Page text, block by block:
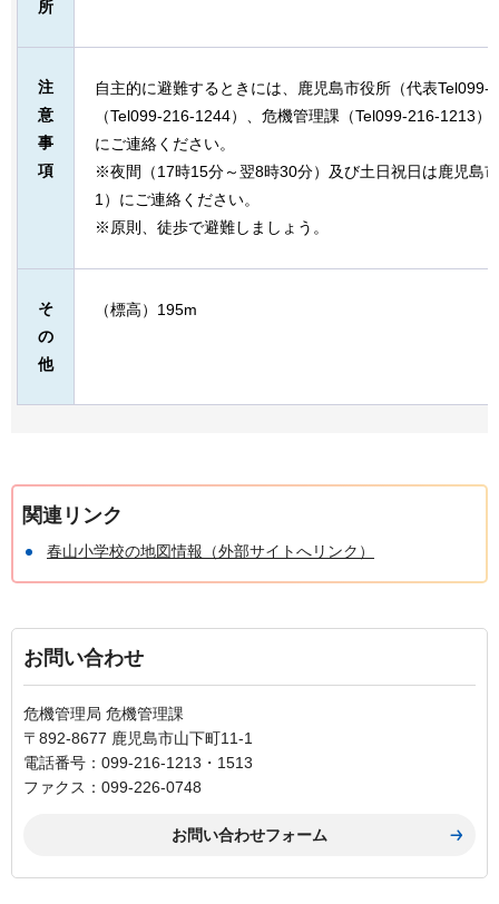
所
注
意
事
項
自主的に避難するときには、鹿児島市役所（代表Tel099-
（Tel099-216-1244）、危機管理課（Tel099-216-1213
にご連絡ください。
※夜間（17時15分～翌8時30分）及び土日祝日は鹿児島
1）にご連絡ください。
※原則、徒歩で避難しましょう。
そ
の
他
（標高）195m
関連リンク
春山小学校の地図情報（外部サイトへリンク）
お問い合わせ
危機管理局 危機管理課
〒892-8677 鹿児島市山下町11-1
電話番号：099-216-1213・1513
ファクス：099-226-0748